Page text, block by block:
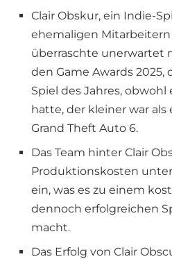
Clair Obskur, ein Indie-
ehemaligen Mitarbeitern
überraschte unerwartet
den Game Awards 2025,
Spiel des Jahres,
hatte, der kleiner war als
Grand Theft Auto 6.
Das Team hinter Clair
Produktionskosten
ein, was es zu einem
dennoch erfolgreichen
macht.
Das Erfolg von Clair